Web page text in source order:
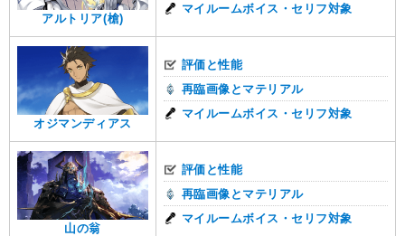
アルトリア(槍)
マイルームボイス・セリフ対象
オジマンディアス
評価と性能
再臨画像とマテリアル
マイルームボイス・セリフ対象
山の翁
評価と性能
再臨画像とマテリアル
マイルームボイス・セリフ対象